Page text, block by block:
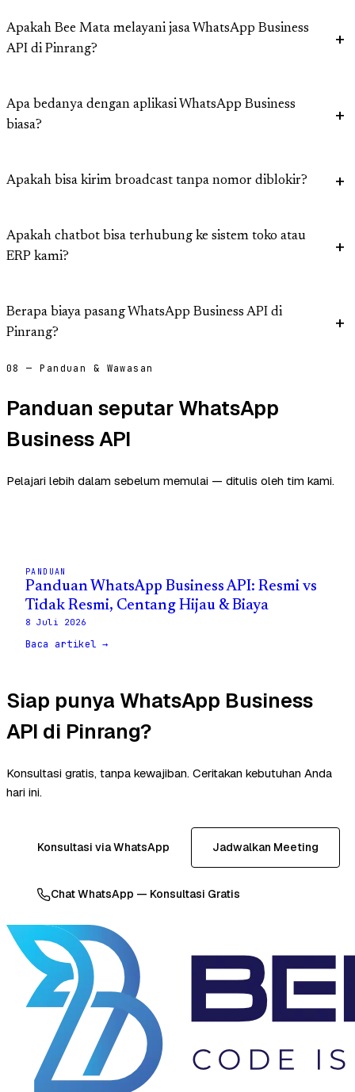
Apakah Bee Mata melayani jasa WhatsApp Business
API di Pinrang?
Apa bedanya dengan aplikasi WhatsApp Business
biasa?
Apakah bisa kirim broadcast tanpa nomor diblokir?
Apakah chatbot bisa terhubung ke sistem toko atau
ERP kami?
Berapa biaya pasang WhatsApp Business API di
Pinrang?
08 — Panduan & Wawasan
Panduan seputar WhatsApp
Business API
Pelajari lebih dalam sebelum memulai — ditulis oleh tim kami.
PANDUAN
Panduan WhatsApp Business API: Resmi vs
Tidak Resmi, Centang Hijau & Biaya
8 Juli 2026
Baca artikel →
Siap punya WhatsApp Business
API di Pinrang?
Konsultasi gratis, tanpa kewajiban. Ceritakan kebutuhan Anda
hari ini.
Konsultasi via WhatsApp Jadwalkan Meeting
Chat WhatsApp — Konsultasi Gratis